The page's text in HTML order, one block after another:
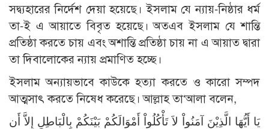
সদ্ব্যহারের নির্দেশ দেয়া হয়েছে। ইসলাম যে ন্যায়-নিষ্ঠার ধর্ম
তা-ই এ আয়াতে বিবৃত হয়েছে। অতএব ইসলাম যে শান্তি
প্রতিষ্ঠা করতে চায় এবং অশান্তি প্রতিষ্ঠা চায় না এ আয়াত দ্বারা
তা দিবালোকের ন্যায় প্রমাণিত হচ্ছে।
ইসলাম অন্যায়ভাবে কাউকে হত্যা করতে ও কারো সম্পদ
আত্মসাৎ করতে নিষেধ করেছে। আল্লাহ তা‘আলা বলেন,
يَا أَيُّهَا الَّذِيْنَ آمَنُواْ لاَ تَأْكُلُواْ أَمْوَالَكُمْ بَيْنَكُمْ بِالْبَاطِلِ إِلاَّ أَن